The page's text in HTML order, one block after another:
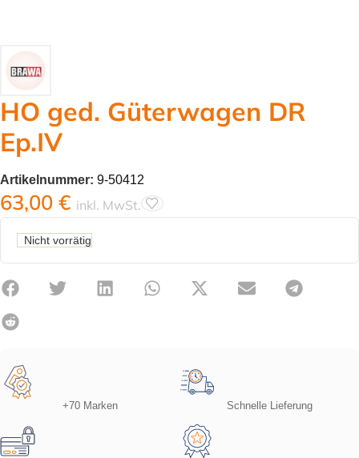
HO ged. Güterwagen DR
Ep.IV
Artikelnummer: 9-50412
63,00 € inkl. MwSt.
Nicht vorrätig
+70 Marken Schnelle Lieferung